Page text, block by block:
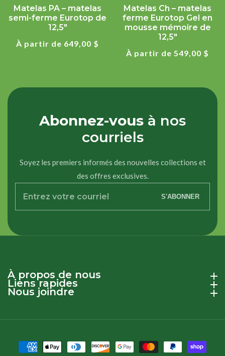
Matelas PA – matelas
semi-ferme Eurotop de
12,5"
Prix
régulier
À partir de 649,00 $
Matelas Ch – matelas
ferme Eurotop Gel en
mousse mémoire de
12,5"
Prix
À partir de 549,00 $
Abonnez-vous à nos
courriels
Soyez les premiers informés des nouvelles collections et
des offres exclusives.
Entrez
S'ABONNER
À propos de nousÀ propos de nous
Liens rapides
Nous joindre